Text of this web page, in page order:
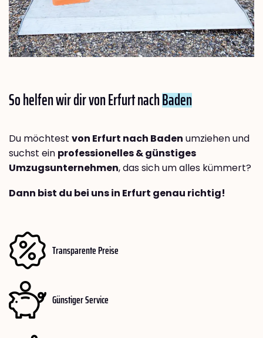
So helfen wir dir von Erfurt nachBaden
Du möchtest von Erfurt nach Baden umziehen und
suchst ein professionelles & günstiges
Umzugsunternehmen, das sich um alles kümmert?
Dann bist du bei uns in Erfurt genau richtig!
Transparente Preise
Günstiger Service